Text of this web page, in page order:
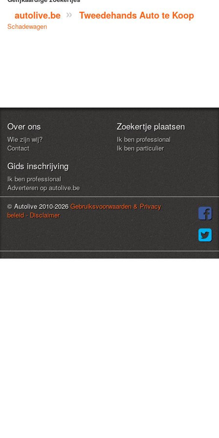
autolive.be Tweedehands Auto te Koop
Schadewagen
Over ons
Wie zijn wij?
Contact
Zoekertje plaatsen
Ik ben professional
Ik ben particulier
Gids inschrijving
Ik ben professional
Adverteren op autolive.be
© Autolive 2010-2026Gebruiksvoorwaarden & Privacy
beleid - Disclaimer